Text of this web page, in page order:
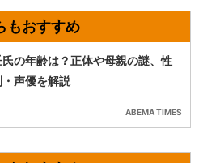
氏の年齢は？正体や母親の謎、性
・声優を解説
ABEMA TIMES